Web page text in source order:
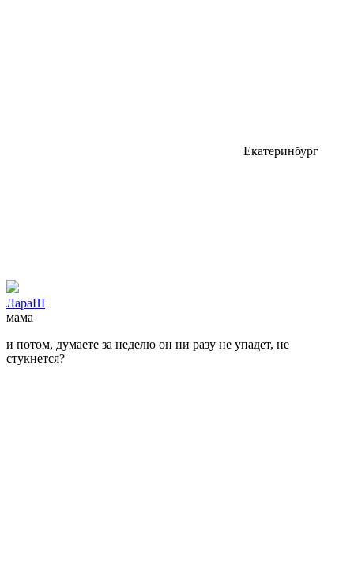
Екатеринбург
ЛараШ
мама
и потом, думаете за неделю он ни разу не упадет, не
стукнется?